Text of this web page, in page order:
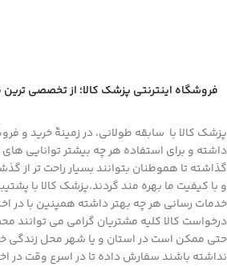
فروشگاه اینترنتی پزشک کالا؛ از تخصصی ترین
پزشک کالا با سابقه طولانی، در زمینۀ خرید و
داشته و برای استفاده هر چه بیشتر توانایی
گذاشته تا هموطنان بتوانند بسیار راحت تر از
خدمات رسانی هر چه بهتر داشته همپنین با در
درخواست کالا کلیه مشتریان گرامی می توانند
حتی ممکن است در استان و یا شهر محل زندگی
نداشته باشند سفارش داده تا در اسرع وقت در